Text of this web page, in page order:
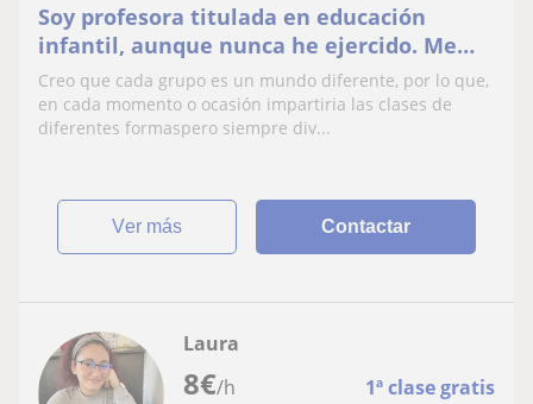
Soy profesora titulada en educación
infantil, aunque nunca he ejercido. Me
gustaría darle clases a niños/as de
primaria.
Creo que cada grupo es un mundo diferente, por lo que,
en cada momento o ocasión impartiria las clases de
diferentes formaspero siempre div...
ver más Contactar
8€/h 1ª clase gratis
Laura